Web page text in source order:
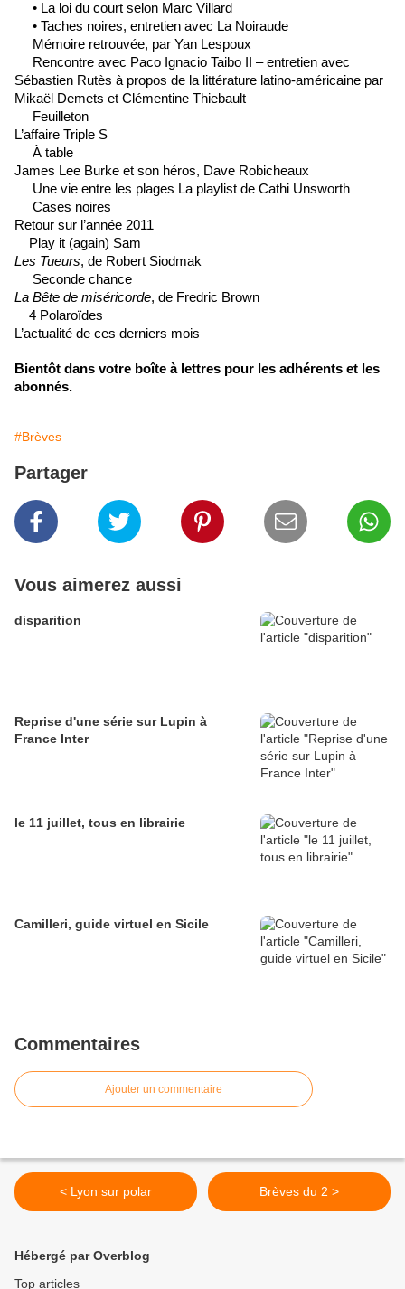
• La loi du court selon Marc Villard
• Taches noires, entretien avec La Noiraude
Mémoire retrouvée, par Yan Lespoux
Rencontre avec Paco Ignacio Taibo II – entretien avec
Sébastien Rutès à propos de la littérature latino-américaine par
Mikaël Demets et Clémentine Thiebault
Feuilleton
L’affaire Triple S
À table
James Lee Burke et son héros, Dave Robicheaux
Une vie entre les plages La playlist de Cathi Unsworth
Cases noires
Retour sur l’année 2011
Play it (again) Sam
Les Tueurs, de Robert Siodmak
Seconde chance
La Bête de miséricorde, de Fredric Brown
4 Polaroïdes
L’actualité de ces derniers mois
Bientôt dans votre boîte à lettres pour les adhérents et les
abonnés.
#Brèves
Partager
Vous aimerez aussi
disparition
Reprise d'une série sur Lupin à
France Inter
le 11 juillet, tous en librairie
Camilleri, guide virtuel en Sicile
Commentaires
Ajouter un commentaire
< Lyon sur polar Brèves du 2 >
Hébergé par Overblog
Top articles